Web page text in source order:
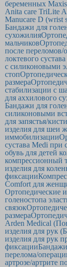
беременных
Anita care TriLite
Manucare D (wrist
Бандажи для
сухожилия
мальчиков
после переломов/
локтевого
с cиликоновыми
стоп
размера
стабилизации с
для аххилового
Бандажи для
силиконовыми
для запястья/
изделия для шеи
иммобилизации
сустава Medi при
обувь для детей
компрессионный
изделия для
фиксации
Comfort для
Ортопедические
голеностопа
связок
размера
Arden Medical
изделия для рук
изделия для рук
фиксации
перелома/
артрозе/артрите